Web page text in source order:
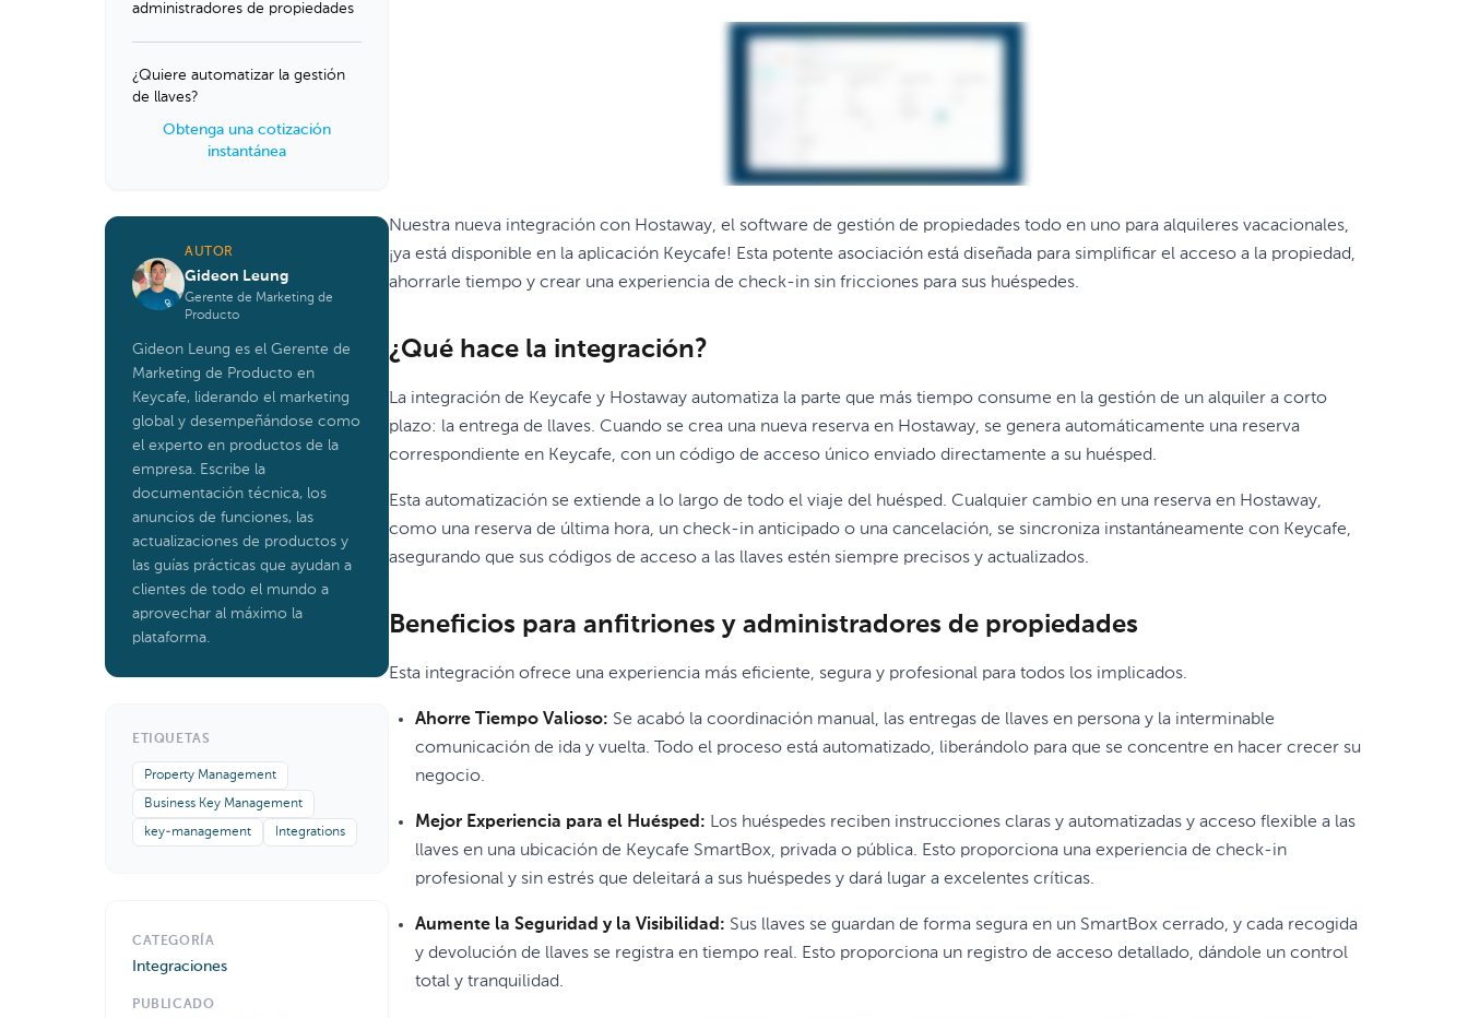
administradores de propiedades
¿Quiere automatizar la gestión
de llaves?
Obtenga una cotización
instantánea
AUTOR
Gideon Leung
Gerente de Marketing de
Producto
Gideon Leung es el Gerente de
Marketing de Producto en
Keycafe, liderando el marketing
global y desempeñándose como
el experto en productos de la
empresa. Escribe la
documentación técnica, los
anuncios de funciones, las
actualizaciones de productos y
las guías prácticas que ayudan a
clientes de todo el mundo a
aprovechar al máximo la
plataforma.
ETIQUETAS
Property Management
Business Key Management
key-management Integrations
CATEGORÍA
Integraciones
PUBLICADO
Nuestra nueva integración con Hostaway, el software de gestión de propiedades todo en uno para alquileres vacacionales,
¡ya está disponible en la aplicación Keycafe! Esta potente asociación está diseñada para simplificar el acceso a la propiedad,
ahorrarle tiempo y crear una experiencia de check-in sin fricciones para sus huéspedes.
¿Qué hace la integración?
La integración de Keycafe y Hostaway automatiza la parte que más tiempo consume en la gestión de un alquiler a corto
plazo: la entrega de llaves. Cuando se crea una nueva reserva en Hostaway, se genera automáticamente una reserva
correspondiente en Keycafe, con un código de acceso único enviado directamente a su huésped.
Esta automatización se extiende a lo largo de todo el viaje del huésped. Cualquier cambio en una reserva en Hostaway,
como una reserva de última hora, un check-in anticipado o una cancelación, se sincroniza instantáneamente con Keycafe,
asegurando que sus códigos de acceso a las llaves estén siempre precisos y actualizados.
Beneficios para anfitriones y administradores de propiedades
Esta integración ofrece una experiencia más eficiente, segura y profesional para todos los implicados.
Ahorre Tiempo Valioso: Se acabó la coordinación manual, las entregas de llaves en persona y la interminable
comunicación de ida y vuelta. Todo el proceso está automatizado, liberándolo para que se concentre en hacer crecer su
negocio.
Mejor Experiencia para el Huésped: Los huéspedes reciben instrucciones claras y automatizadas y acceso flexible a las
llaves en una ubicación de Keycafe SmartBox, privada o pública. Esto proporciona una experiencia de check-in
profesional y sin estrés que deleitará a sus huéspedes y dará lugar a excelentes críticas.
Aumente la Seguridad y la Visibilidad: Sus llaves se guardan de forma segura en un SmartBox cerrado, y cada recogida
y devolución de llaves se registra en tiempo real. Esto proporciona un registro de acceso detallado, dándole un control
total y tranquilidad.